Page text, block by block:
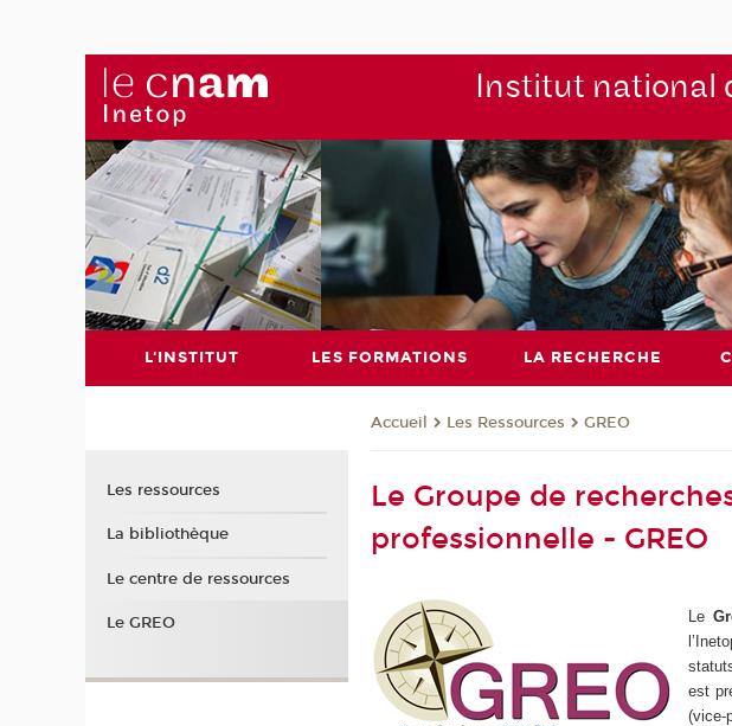
Institut national
L'INSTITUT LES FORMATIONS LA RECHERCHE
Accueil Les Ressources GREO
Le Groupe de
professionnelle - GREO
Le
est
(vice-
Les ressources
La bibliothèque
Le centre de ressources
Le GREO